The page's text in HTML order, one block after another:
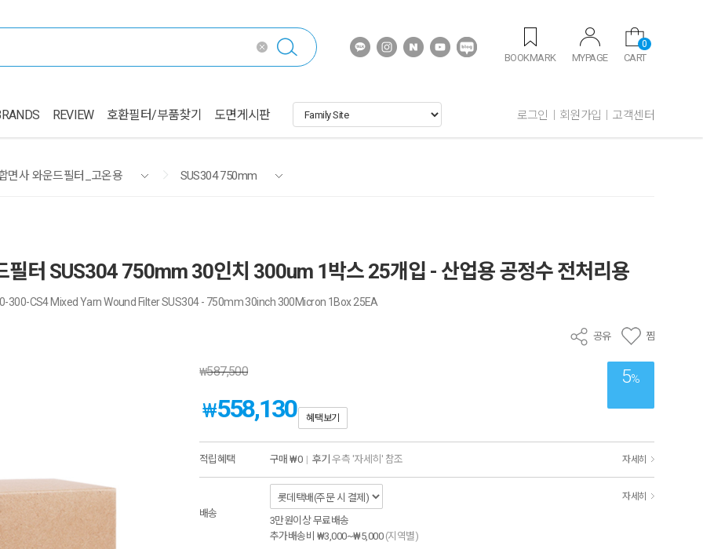
BOOKMARK MYPAGE CART
0
REVIEW 호환필터/부품찾기 도면게시판 로그인 회원가입 고객센터
면사 와운드필터_고온용 SUS304 750mm
터 SUS304 750mm 30인치 300um 1박스 25개입 - 산업용 공정수 전처리용
300-CS4 Mixed Yarn Wound Filter SUS304 - 750mm 30inch 300Micron 1Box 25EA
공유 찜
5%
₩587,500
₩558,130 혜택보기
적립혜택 구매 ₩0 | 후기 우측 '자세히' 참조 자세히
배송
자세히
3만원이상 무료배송
추가배송비 ₩3,000~₩5,000 (지역별)